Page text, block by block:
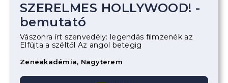
SZERELMES HOLLYWOOD! -
bemutató
Vászonra írt szenvedély: legendás filmzenék az
Elfújta a széltől Az angol betegig
Zeneakadémia, Nagyterem